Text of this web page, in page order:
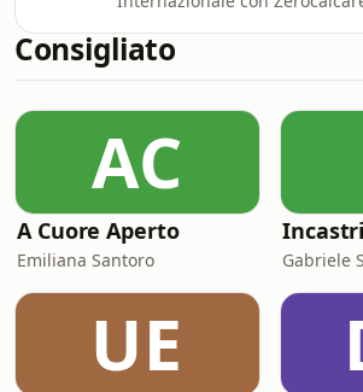
di questo episodio. Scrivici a
podcast@internazionale.it E
questo podcast e ti piace,
Internazionale. È un modo
per sostenerci e per aiu
pubblicato da Bao.Scritto da
Zerocalcare.Musiche di
Zenti.Ci piacerebbe sapere
di questo episodio. Scrivici a
podcast@internazionale.it E
questo podcast e ti piace,
Internazionale. È un modo
per sostenerci e per aiu
Consigliato
AC
A Cuore Aperto
Emiliana Santoro Gabriele
UE